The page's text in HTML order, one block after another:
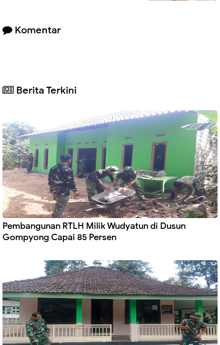
Komentar
Berita Terkini
Pembangunan RTLH Milik Wudyatun di Dusun
Gompyong Capai 85 Persen